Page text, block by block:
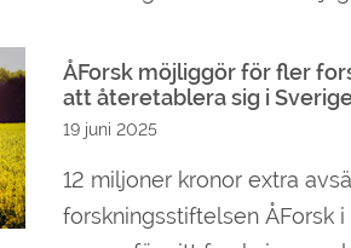
ÅForsk möjliggör för fler
att återetablera sig i
19 juni 2025
12 miljoner kronor extra
forskningsstiftelsen ÅForsk i